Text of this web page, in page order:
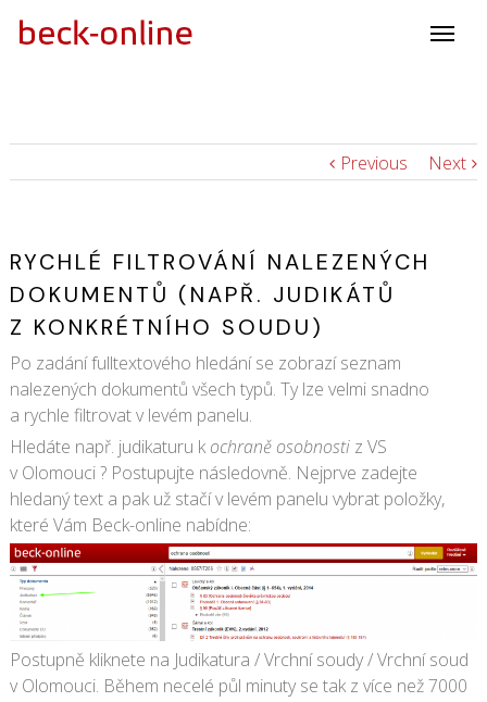
Previous Next
RYCHLÉ FILTROVÁNÍ NALEZENÝCH
DOKUMENTŮ (NAPŘ. JUDIKÁTŮ
Z KONKRÉTNÍHO SOUDU)
Po zadání fulltextového hledání se zobrazí seznam
nalezených dokumentů všech typů. Ty lze velmi snadno
a rychle filtrovat v levém panelu.
Hledáte např. judikaturu k ochraně osobnostiz VS
v Olomouci ? Postupujte následovně. Nejprve zadejte
hledaný text a pak už stačí v levém panelu vybrat položky,
které Vám Beck-online nabídne:
Postupně kliknete na Judikatura / Vrchní soudy / Vrchní soud
v Olomouci. Během necelé půl minuty se tak z více než 7000